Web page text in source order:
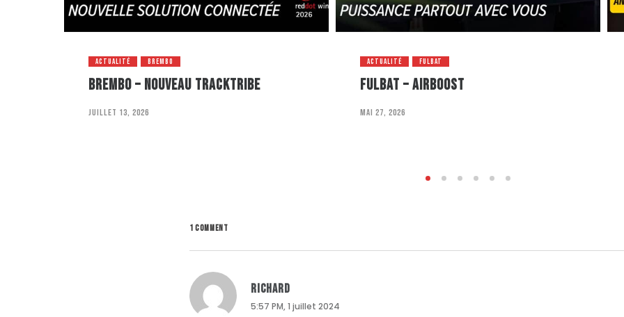
ACTUALITÉ BREMBO
BREMBO – NOUVEAU TRACKTRIBE
juillet 13, 2026
ACTUALITÉ FULBAT
FULBAT – AIRBOOST
mai 27, 2026
1 COMMENT
Richard
5:57 PM, 1 juillet 2024